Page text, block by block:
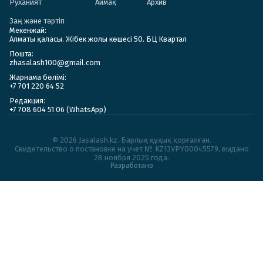
Руханият Аймақ Архив
Заң және тәртіп
Мекенжай:
Алматы қаласы. Жібек жолы көшесі 50. БЦ Квартал
Пошта:
zhasalash100@gmail.com
Жарнама бөлімі:
+7 701 220 64 52
Редакция:
+7 708 604 51 06 (WhatsApp)
© 2026 Jasalash.kz. Барлық құқық қорғалған.
Cвидетельство о постановке на учет № KZ13VPY00045579, выдано
28 ноября 2025 года.
Разработано